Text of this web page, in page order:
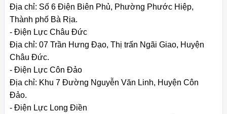
Địa chỉ: Số 6 Điện Biên Phủ, Phường Phước Hiệp,
Thành phố Bà Rịa.
- Điện Lực Châu Đức
Địa chỉ: 07 Trần Hưng Đạo, Thị trấn Ngãi Giao, Huyện
Châu Đức.
- Điện Lực Côn Đảo
Địa chỉ: Khu 7 Đường Nguyễn Văn Linh, Huyện Côn
Đảo.
- Điện Lực Long Điền